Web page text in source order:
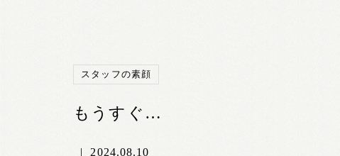
スタッフの素顔
もうすぐ…
| 2024.08.10